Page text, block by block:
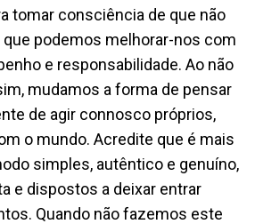
tomar consciência de que não
podemos melhorar-nos com
e responsabilidade. Ao não
mudamos a forma de pensar
de agir connosco próprios,
o mundo. Acredite que é mais
simples, autêntico e genuíno,
e dispostos a deixar entrar
Quando não fazemos este